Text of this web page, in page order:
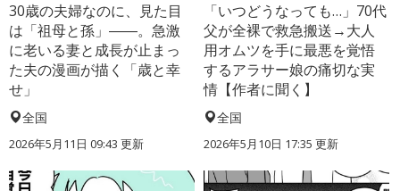
30歳の夫婦なのに、見た目
は「祖母と孫」――。急激
に老いる妻と成長が止まっ
た夫の漫画が描く「歳と幸
せ」
全国
2026年5月11日 09:43 更新
「いつどうなっても…」70代
父が全裸で救急搬送→大人
用オムツを手に最悪を覚悟
するアラサー娘の痛切な実
情【作者に聞く】
全国
2026年5月10日 17:35 更新